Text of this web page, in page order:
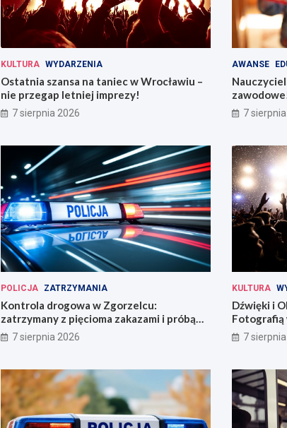
KULTURA WYDARZENIA
Ostatnia szansa na taniec w Wrocławiu –
nie przegap letniej imprezy!
7 sierpnia 2026
AWANSE
7
POLICJA ZATRZYMANIA
Kontrola drogowa w Zgorzelcu:
zatrzymany z pięcioma zakazami i próbą
ucieczki
7 sierpnia 2026
KULTURA
Dźwięki i
Fotografią
7